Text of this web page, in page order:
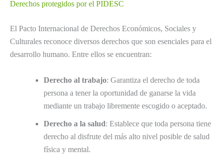
Derechos protegidos por el PIDESC
El Pacto Internacional de Derechos Económicos, Sociales y
Culturales reconoce diversos derechos que son esenciales para el
desarrollo humano. Entre ellos se encuentran:
Derecho al trabajo: Garantiza el derecho de toda
persona a tener la oportunidad de ganarse la vida
mediante un trabajo libremente escogido o aceptado.
Derecho a la salud: Establece que toda persona tiene
derecho al disfrute del más alto nivel posible de salud
física y mental.